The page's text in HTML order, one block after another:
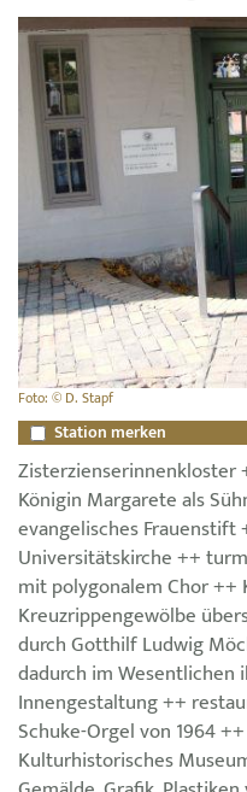
Foto: © D. Stapf
Station merken
Zisterzienserinnenkloster
Königin Margarete als
evangelisches Frauenstift
Universitätskirche ++
mit polygonalem Chor ++
Kreuzrippengewölbe
durch Gotthilf Ludwig
dadurch im
Innengestaltung ++
Schuke-Orgel von 1964
Kulturhistorisches